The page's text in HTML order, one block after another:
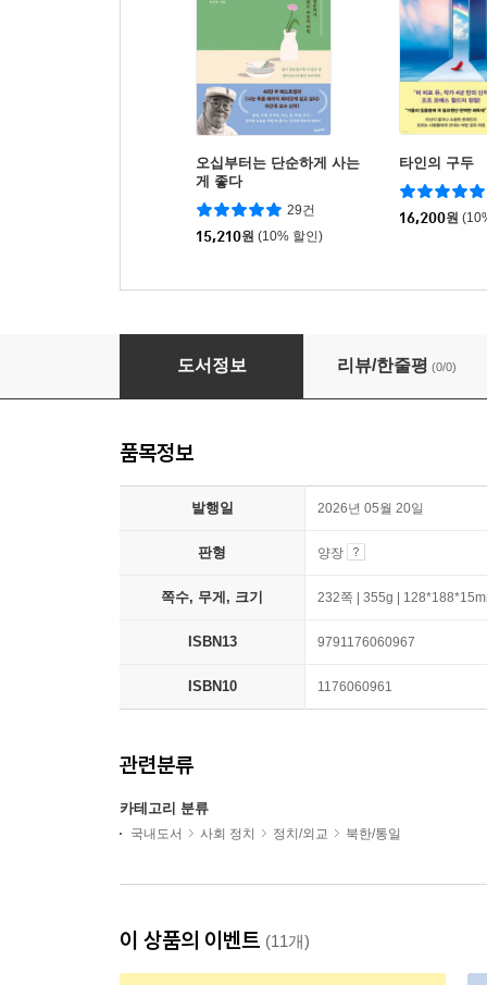
오십부터는 단순하게 사는
게 좋다
29건
15,210원 (10% 할인)
타인의 구두
16,200원
서울 평양 너머 단둥
도서정보 리뷰/한줄평 (0/0)
품목정보
발행일 2026년 05월 20일
판형 양장
쪽수, 무게, 크기 232쪽 | 355g |
ISBN13 9791176060967
ISBN10 1176060961
관련분류
카테고리 분류
국내도서 사회 정치 정치/외교 북한/통일
이 상품의 이벤트 (11개)